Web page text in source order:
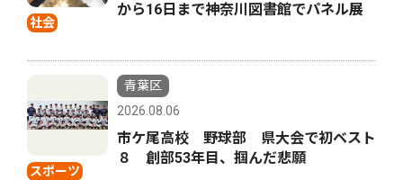
社会
から16日まで神奈川図書館でパネル展
スポーツ
青葉区
2026.08.06
市ケ尾高校 野球部 県大会で初ベスト
８ 創部53年目、掴んだ悲願